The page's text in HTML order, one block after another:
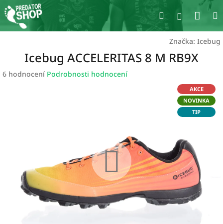
Přejít
na
obsah
Hledat
Značka: Icebug
Icebug ACCELERITAS 8 M RB9X
Průměrné
6 hodnocení Podrobnosti hodnocení
AKCE
NOVINKA
TIP